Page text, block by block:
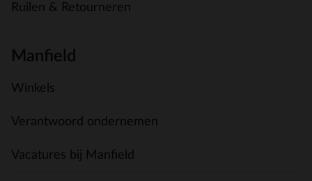
Ruilen & Retourneren
Manfield
Winkels
Verantwoord ondernemen
Vacatures bij Manfield